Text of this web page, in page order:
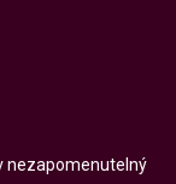
nezapomenutelný